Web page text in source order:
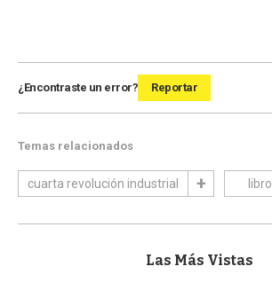
¿Encontraste un error? Reportar
Temas relacionados
cuarta revolución industrial libro
Las Más Vistas